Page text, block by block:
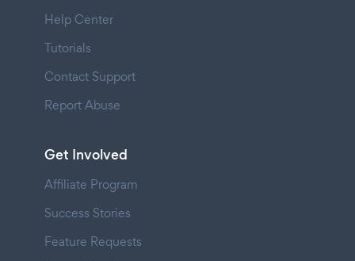
Help Center
Tutorials
Contact Support
Report Abuse
Get Involved
Affiliate Program
Success Stories
Feature Requests